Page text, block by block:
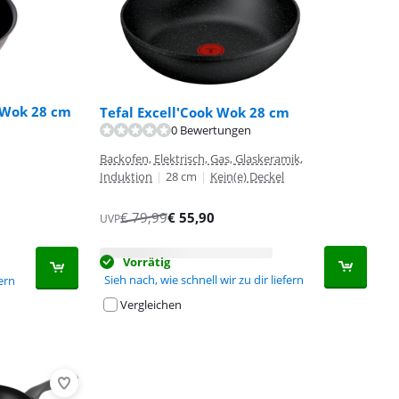
28 cm Tefal Excell'Cook Wok 28 cm
0 Bewertungen
Backofen, Elektrisch, Gas, Glaskeramik,
Induktion | 28 cm | Kein(e) Deckel
UVP€79,99€ 55,90
Vorrätig
Sieh nach, wie schnell wir zu dir liefern
Vergleichen